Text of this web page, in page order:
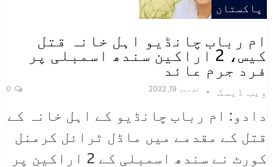
پاکستان
ام رباب چانڈیو اہل خانہ قتل
کیس، 2 اراکین سندھ اسمبلی پر
فرد جرم عائد
ویب ڈیسک نومبر 19, 2022
دادو: ام رباب چانڈیو کے اہل خانہ کے
قتل کے مقدمے میں ماڈل ٹرائل کرمنل
کورٹ نے سندھ اسمبلی کے 2 اراکین پر